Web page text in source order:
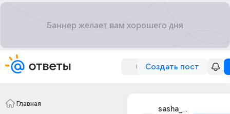
Создать пост
Главная
sasha_nekhoroshikh